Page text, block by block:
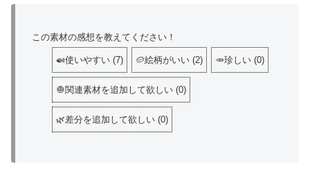
この素材の感想を教えてください！
🍛使いやすい (7) 🥔絵柄がいい (2) 🥕珍しい (0)
🧅関連素材を追加して欲しい (0)
🌿差分を追加して欲しい (0)